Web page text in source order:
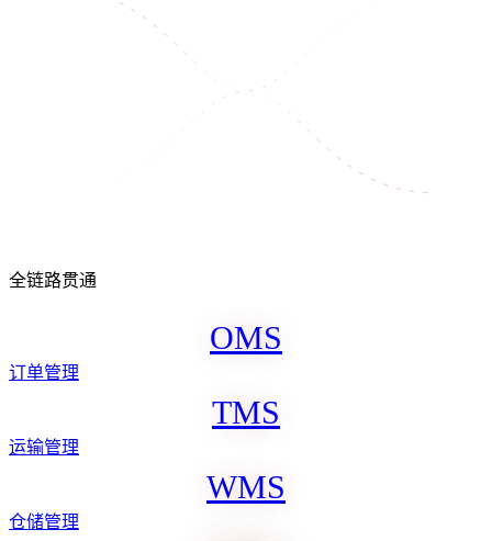
全链路贯通
OMS
订单管理
TMS
运输管理
WMS
仓储管理